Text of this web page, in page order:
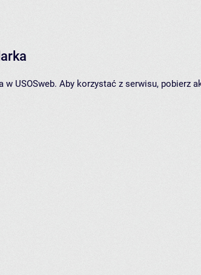
w USOSweb. Aby korzystać z serwisu, pobierz